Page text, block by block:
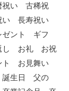
い 古稀祝
い 長寿祝い
ント ギフ
し お礼 お祝
ト お見舞い
生日 父の